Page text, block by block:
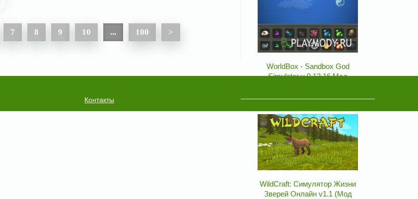
7 8 9 10 ... 100 >
WorldBox - Sandbox God
Simulator v 0.13.16 Мод
WildCraft: Симулятор Жизни
Зверей Онлайн v1.1 (Мод
Контакты